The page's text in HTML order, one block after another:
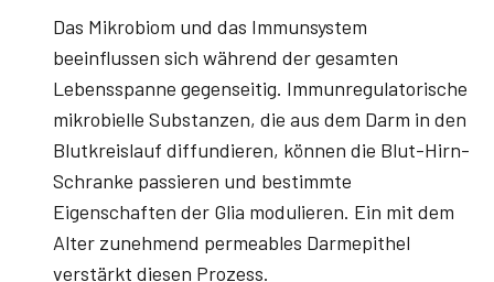
Das Mikrobiom und das Immunsystem
beeinflussen sich während der gesamten
Lebensspanne gegenseitig. Immunregulatorische
mikrobielle Substanzen, die aus dem Darm in den
Blutkreislauf diffundieren, können die Blut-Hirn-
Schranke passieren und bestimmte
Eigenschaften der Glia modulieren. Ein mit dem
Alter zunehmend permeables Darmepithel
verstärkt diesen Prozess.